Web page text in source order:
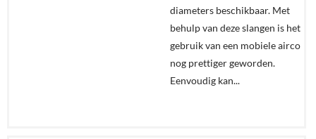
diameters beschikbaar. Met
behulp van deze slangen is het
gebruik van een mobiele airco
nog prettiger geworden.
Eenvoudig kan...